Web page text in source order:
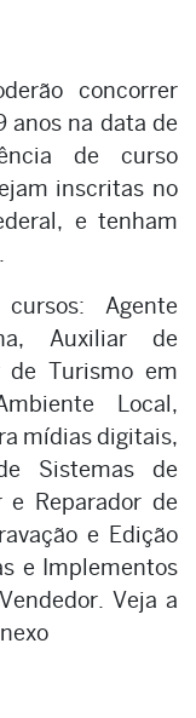
concorrer
anos na data de
de curso
inscritas no
e tenham
Agente
Auxiliar de
de Turismo em
Local,
mídias digitais,
Sistemas de
e Reparador de
e Edição
e Implementos
Veja a